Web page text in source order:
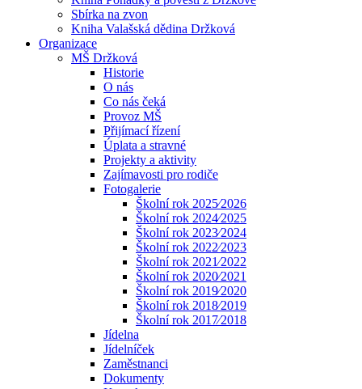
Sbírka na zvon
Kniha Valašská dědina Držková
Organizace
MŠ Držková
Historie
O nás
Co nás čeká
Provoz MŠ
Přijímací řízení
Úplata a stravné
Projekty a aktivity
Zajímavosti pro rodiče
Fotogalerie
Školní rok 2025⁄2026
Školní rok 2024⁄2025
Školní rok 2023⁄2024
Školní rok 2022⁄2023
Školní rok 2021⁄2022
Školní rok 2020⁄2021
Školní rok 2019⁄2020
Školní rok 2018⁄2019
Školní rok 2017⁄2018
Jídelna
Jídelníček
Zaměstnanci
Dokumenty